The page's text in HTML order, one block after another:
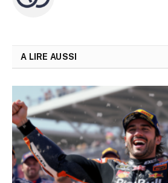
A LIRE AUSSI